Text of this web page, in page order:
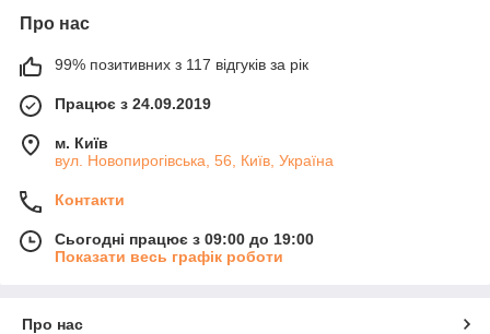
Про нас
99% позитивних з 117 відгуків за рік
Працює з 24.09.2019
м. Київ
вул. Новопирогівська, 56, Київ, Україна
Контакти
Сьогодні працює з 09:00 до 19:00
Показати весь графік роботи
Про нас